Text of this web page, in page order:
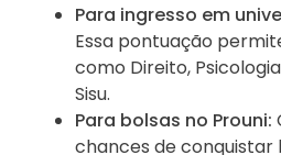
Para ingresso em
Essa pontuação
como Direito,
Sisu.
Para bolsas no Prouni:
chances de conquistar